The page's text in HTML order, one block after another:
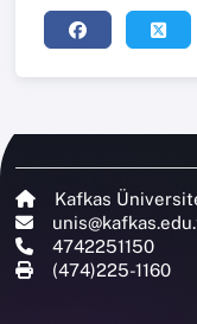
Kafkas
4742251150
(474)225-1160